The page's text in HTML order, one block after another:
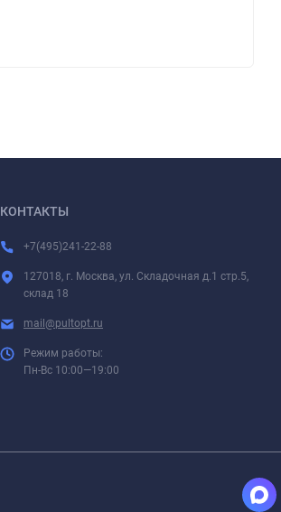
КОНТАКТЫ
+7(495)241-22-88
127018, г. Москва, ул. Складочная д.1 стр.5,
склад 18
mail@pultopt.ru
Режим работы:
Пн-Вс 10:00—19:00